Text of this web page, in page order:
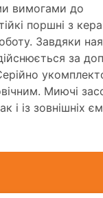
вимогами до
поршні з
Завдяки
за
Миючі
із зовнішніх